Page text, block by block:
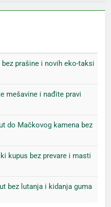
prašine i novih eko-taksi
mešavine i nađite pravi
do Mačkovog kamena bez
kupus bez prevare i masti
bez lutanja i kidanja guma